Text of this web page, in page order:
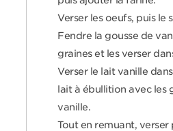
Verser les oeufs, puis le
Fendre la gousse de
graines et les verser
Verser le lait vanille
lait à ébullition avec les
vanille.
Tout en remuant,